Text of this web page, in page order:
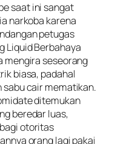
saat ini sangat
narkoba karena
petugas
Liquid Berbahaya
mengira seseorang
biasa, padahal
cair mematikan.
ditemukan
beredar luas,
otoritas
orang lagi pakai